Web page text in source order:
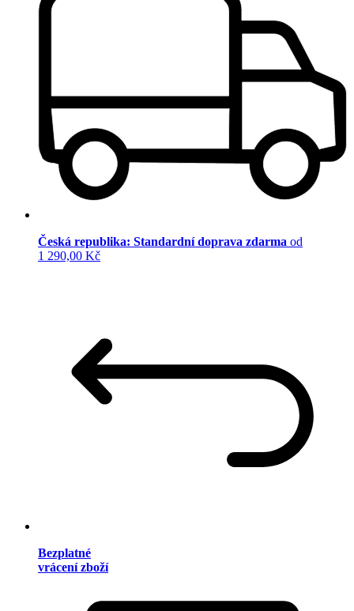
Česká republika: Standardní doprava zdarma od
1 290,00 Kč
Bezplatné
vrácení zboží